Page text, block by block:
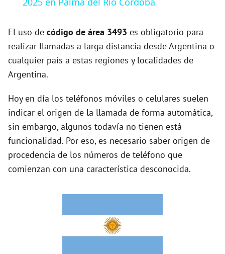
V
d
e
o
El uso de código de área 3493 es obligatorio para
realizar llamadas a larga distancia desde Argentina o
cualquier país a estas regiones y localidades de
Argentina.
Hoy en día los teléfonos móviles o celulares suelen
indicar el origen de la llamada de forma automática,
sin embargo, algunos todavía no tienen está
funcionalidad. Por eso, es necesario saber origen de
procedencia de los números de teléfono que
comienzan con una característica desconocida.